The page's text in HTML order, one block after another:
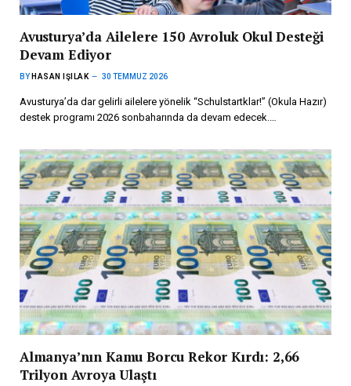
Avusturya’da Ailelere 150 Avroluk Okul Desteği
Devam Ediyor
BY HASAN IŞILAK 30 TEMMUZ 2026
Avusturya’da dar gelirli ailelere yönelik “Schulstartklar!” (Okula Hazır)
destek programı 2026 sonbaharında da devam edecek.…
Almanya’nın Kamu Borcu Rekor Kırdı: 2,66
Trilyon Avroya Ulaştı